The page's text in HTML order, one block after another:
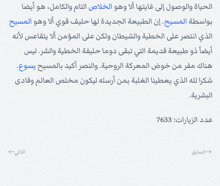
الحياة والوصول إلى غايتها ألا وهو الخلاص التام والكامل، هو أيضا
بواسطة المسيح. إن الطبيعة الجديدة لها حليف قوي ألا وهو المسيح
الذي انتصر على الخطية والشيطان ولكن على المؤمن ألا يتقاعس لأنه
أيضاً ذو طبيعة قديمة التي تبقى دوما حليفة الخطية والشر. ليس
هناك مفر من خوض المعركة الروحية. والنصر أكيد بالمسيح يسوع.
شكرا لله الذي يعطينا الغلبة بمن أرسله ليكون مخلص العالم وفادى
البشرية.
عدد الزيارات: 7633
السابق التالي